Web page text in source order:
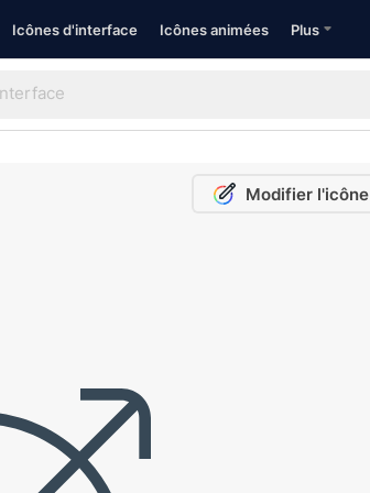
Icônes d'interface Icônes animées Plus
Modifier l'icône